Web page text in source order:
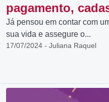
pagamento,
Já pensou em contar com
sua vida e assegure o...
17/07/2024 - Juliana Raquel